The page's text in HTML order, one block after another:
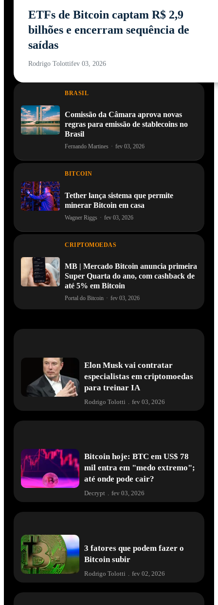
ETFs de Bitcoin captam R$ 2,9
bilhões e encerram sequência de
saídas
Rodrigo Tolottifev 03, 2026
BRASIL
Comissão da Câmara aprova novas
regras para emissão de stablecoins no
Brasil
Fernando Martines · fev 03, 2026
BITCOIN
Tether lança sistema que permite
minerar Bitcoin em casa
Wagner Riggs · fev 03, 2026
CRIPTOMOEDAS
MB | Mercado Bitcoin anuncia primeira
Super Quarta do ano, com cashback de
até 5% em Bitcoin
Portal do Bitcoin · fev 03, 2026
Elon Musk vai contratar
especialistas em criptomoedas
para treinar IA
Rodrigo Tolotti fev 03, 2026
Bitcoin hoje: BTC em US$ 78
mil entra em "medo extremo";
até onde pode cair?
Decrypt . fev 03, 2026
3 fatores que podem fazer o
Bitcoin subir
Rodrigo Tolotti fev 02, 2026